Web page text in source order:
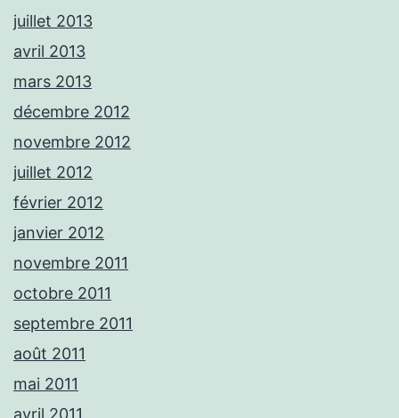
juillet 2013
avril 2013
mars 2013
décembre 2012
novembre 2012
juillet 2012
février 2012
janvier 2012
novembre 2011
octobre 2011
septembre 2011
août 2011
mai 2011
avril 2011